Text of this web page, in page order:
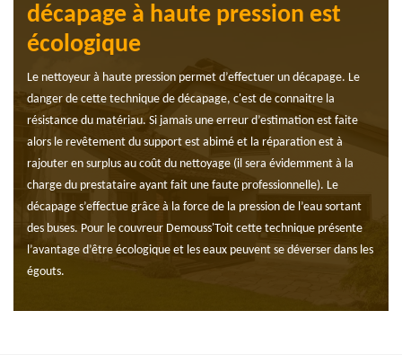
décapage à haute pression est
écologique
Le nettoyeur à haute pression permet d’effectuer un décapage. Le
danger de cette technique de décapage, c'est de connaitre la
résistance du matériau. Si jamais une erreur d’estimation est faite
alors le revêtement du support est abimé et la réparation est à
rajouter en surplus au coût du nettoyage (il sera évidemment à la
charge du prestataire ayant fait une faute professionnelle). Le
décapage s’effectue grâce à la force de la pression de l’eau sortant
des buses. Pour le couvreur Demouss'Toit cette technique présente
l’avantage d’être écologique et les eaux peuvent se déverser dans les
égouts.